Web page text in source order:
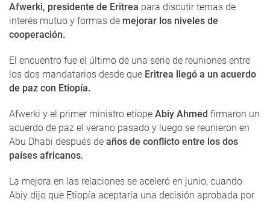
Afwerki, presidente de Eritrea para discutir temas de
interés mutuo y formas de mejorar los niveles de
cooperación.
El encuentro fue el último de una serie de reuniones entre
los dos mandatarios desde que Eritrea llegó a un acuerdo
de paz con Etiopía.
Afwerki y el primer ministro etíope Abiy Ahmed firmaron un
acuerdo de paz el verano pasado y luego se reunieron en
Abu Dhabi después de años de conflicto entre los dos
países africanos.
La mejora en las relaciones se aceleró en junio, cuando
Abiy dijo que Etiopía aceptaría una decisión aprobada por